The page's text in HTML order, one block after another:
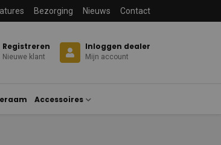
Bezorging Nieuws Contact
Registreren
Nieuwe klant
Inloggen dealer
Mijn account
Accessoires